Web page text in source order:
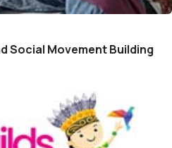
Social Movement Building